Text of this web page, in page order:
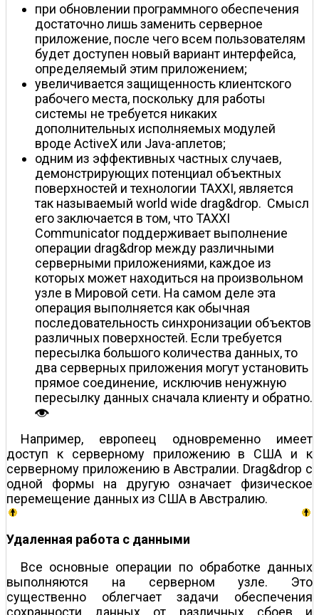
при обновлении программного обеспечения
достаточно лишь заменить серверное
приложение, после чего всем пользователям
будет доступен новый вариант интерфейса,
определяемый этим приложением;
увеличивается защищенность клиентского
рабочего места, поскольку для работы
системы не требуется никаких
дополнительных исполняемых модулей
вроде ActiveX или Java-аплетов;
одним из эффективных частных случаев,
демонстрирующих потенциал объектных
поверхностей и технологии TAXXI, является
так называемый world wide drag&drop. Cмысл
его заключается в том, что TAXXI
Communicator поддерживает выполнение
операции drag&drop между различными
серверными приложениями, каждое из
которых может находиться на произвольном
узле в Мировой сети. На самом деле эта
операция выполняется как обычная
последовательность синхронизации объектов
различных поверхностей. Если требуется
пересылка большого количества данных, то
два серверных приложения могут установить
прямое соединение, исключив ненужную
пересылку данных сначала клиенту и обратно.
Например, европеец одновременно имеет
доступ к серверному приложению в США и к
серверному приложению в Австралии. Drag&drop с
одной формы на другую означает физическое
перемещение данных из США в Австралию.
Удаленная работа с данными
Все основные операции по обработке данных
выполняются на серверном узле. Это
существенно облегчает задачи обеспечения
сохранности данных от различных сбоев и